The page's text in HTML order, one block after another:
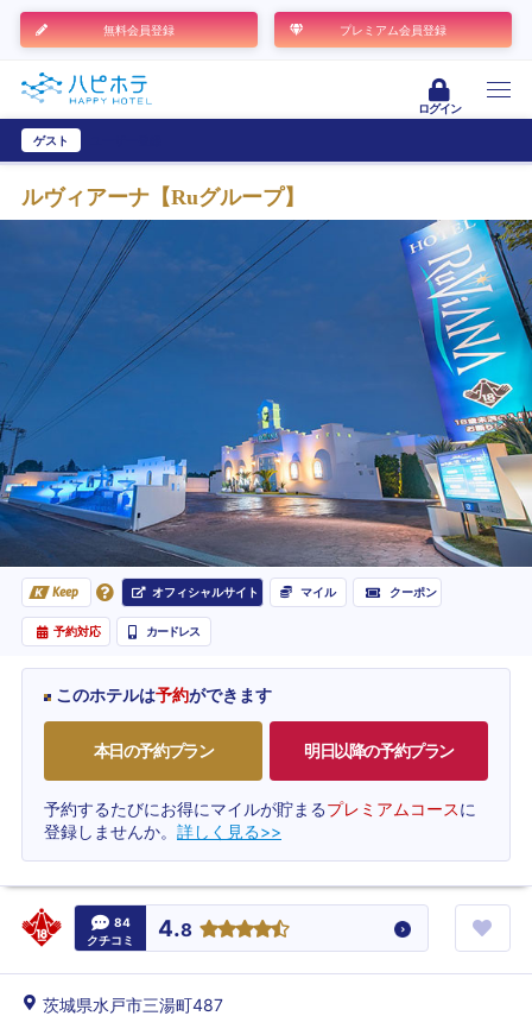
無料会員登録 プレミアム会員登録
ログイン
ゲスト
ルヴィアーナ【Ruグループ】
Keep オフィシャルサイト マイル クーポン
予約対応 カードレス
このホテルは予約ができます
本日の予約プラン 明日以降の予約プラン
予約するたびにお得にマイルが貯まるプレミアムコースに
登録しませんか。 詳しく見る>>
84
クチコミ
4.8
茨城県水戸市三湯町487